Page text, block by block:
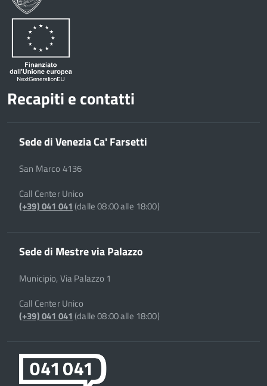
Recapiti e contatti
Sede di Venezia Ca' Farsetti
San Marco 4136
Call Center Unico
(+39) 041 041(dalle 08:00 alle 18:00)
Sede di Mestre via Palazzo
Municipio, Via Palazzo 1
Call Center Unico
(+39) 041 041(dalle 08:00 alle 18:00)